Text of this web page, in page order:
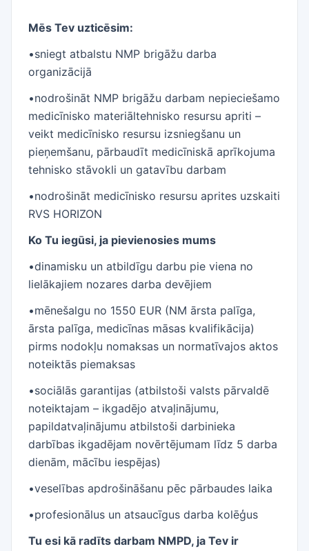
Mēs Tev uzticēsim:
•sniegt atbalstu NMP brigāžu darba
organizācijā
•nodrošināt NMP brigāžu darbam nepieciešamo
medicīnisko materiāltehnisko resursu apriti –
veikt medicīnisko resursu izsniegšanu un
pieņemšanu, pārbaudīt medicīniskā aprīkojuma
tehnisko stāvokli un gatavību darbam
•nodrošināt medicīnisko resursu aprites uzskaiti
RVS HORIZON
Ko Tu iegūsi, ja pievienosies mums
•dinamisku un atbildīgu darbu pie viena no
lielākajiem nozares darba devējiem
•mēnešalgu no 1550 EUR (NM ārsta palīga,
ārsta palīga, medicīnas māsas kvalifikācija)
pirms nodokļu nomaksas un normatīvajos aktos
noteiktās piemaksas
•sociālās garantijas (atbilstoši valsts pārvaldē
noteiktajam – ikgadējo atvaļinājumu,
papildatvaļinājumu atbilstoši darbinieka
darbības ikgadējam novērtējumam līdz 5 darba
dienām, mācību iespējas)
•veselības apdrošināšanu pēc pārbaudes laika
•profesionālus un atsaucīgus darba kolēģus
Tu esi kā radīts darbam NMPD, ja Tev ir